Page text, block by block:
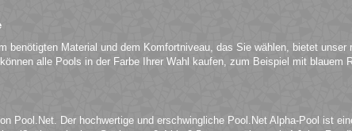
Material und dem Komfortniveau, das Sie wählen, bietet
alle Pools in der Farbe Ihrer Wahl kaufen, zum Beispiel mit blauem
Pool.Net. Der hochwertige und erschwingliche Pool.Net Alpha-Pool ist